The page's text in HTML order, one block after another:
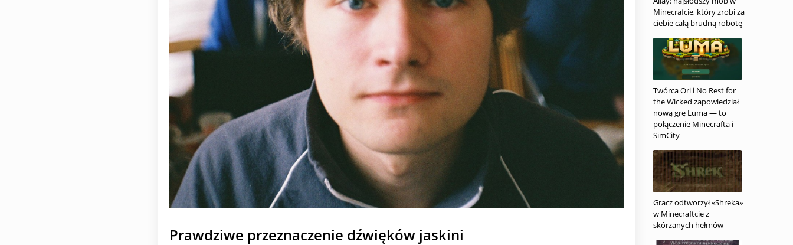
Prawdziwe przeznaczenie dźwięków jaskini
Minecrafcie, który zrobi za
ciebie całą brudną robotę
Twórca Ori i No Rest for
the Wicked zapowiedział
nową grę Luma — to
połączenie Minecrafta i
SimCity
Gracz odtworzył «Shreka»
w Minecraftcie z
skórzanych hełmów